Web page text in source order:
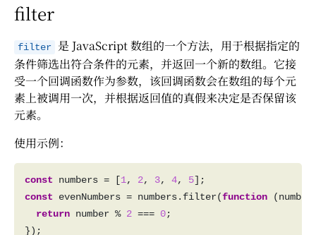
filter
filter
是 JavaScript 数组的一个方法，用于根据指定的
条件筛选出符合条件的元素，并返回一个新的数组。它接
受一个回调函数作为参数，该回调函数会在数组的每个元
素上被调用一次，并根据返回值的真假来决定是否保留该
元素。
使用示例：
const numbers = [1, 2, 3, 4, 5
const evenNumbers = numbers.filter(function
return number % 2 === 0